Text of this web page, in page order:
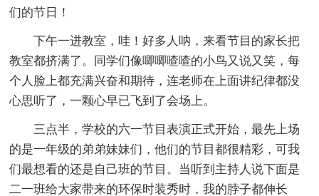
们的节日！
下午一进教室，哇！好多人呐，来看节目的家长把
教室都挤满了。同学们像唧唧喳喳的小鸟又说又笑，每
个人脸上都充满兴奋和期待，连老师在上面讲纪律都没
心思听了，一颗心早已飞到了会场上。
三点半，学校的六一节目表演正式开始，最先上场
的是一年级的弟弟妹妹们，他们的节目都很精彩，可我
们最想看的还是自己班的节目。当听到主持人说下面是
二一班给大家带来的环保时装秀时，我的脖子都伸长